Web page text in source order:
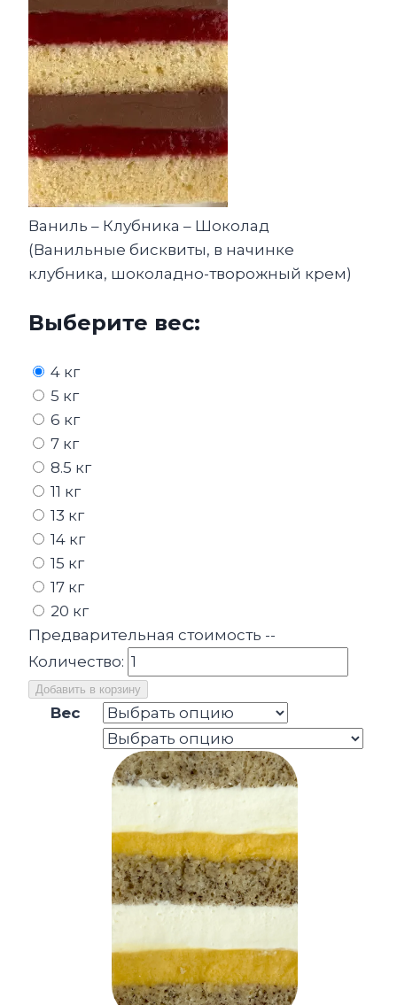
Ваниль – Клубника – Шоколад
(Ванильные бисквиты, в начинке
клубника, шоколадно-творожный крем)
Выберите вес:
4 кг
5 кг
6 кг
7 кг
8.5 кг
11 кг
13 кг
14 кг
15 кг
17 кг
20 кг
Предварительная стоимость --
Количество:
Добавить в корзину
Вес